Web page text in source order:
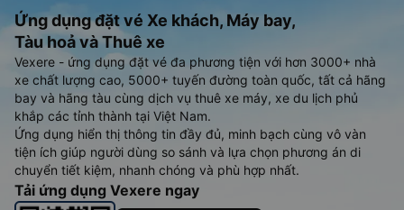
Ứng dụng đặt vé Xe khách, Máy bay,
Tàu hoả và Thuê xe
Vexere - ứng dụng đặt vé đa phương tiện với hơn 3000+ nhà
xe chất lượng cao, 5000+ tuyến đường toàn quốc, tất cả hãng
bay và hãng tàu cùng dịch vụ thuê xe máy, xe du lịch phủ
khắp các tỉnh thành tại Việt Nam.
Ứng dụng hiển thị thông tin đầy đủ, minh bạch cùng vô vàn
tiện ích giúp người dùng so sánh và lựa chọn phương án di
chuyển tiết kiệm, nhanh chóng và phù hợp nhất.
Tải ứng dụng Vexere ngay